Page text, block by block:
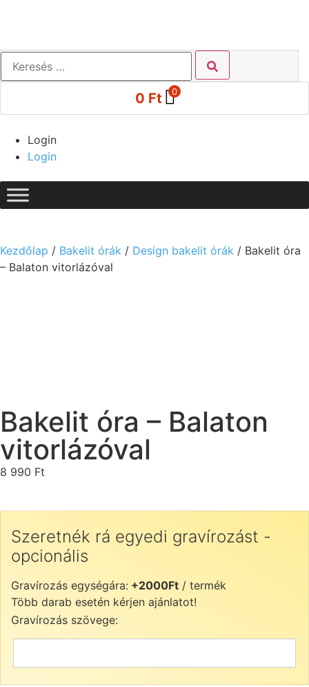
0 Ft 0
Login
Login
Kezdőlap / Bakelit órák / Design bakelit órák / Bakelit óra
– Balaton vitorlázóval
Bakelit óra – Balaton
vitorlázóval
8 990 Ft
Szeretnék rá egyedi gravírozást -
opcionális
Gravírozás egységára: +2000Ft / termék
Több darab esetén kérjen ajánlatot!
Gravírozás szövege: